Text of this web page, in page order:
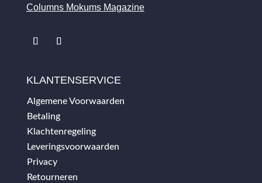
Columns Mokums Magazine
KLANTENSERVICE
Algemene Voorwaarden
Betaling
Klachtenregeling
Leveringsvoorwaarden
Privacy
Retourneren